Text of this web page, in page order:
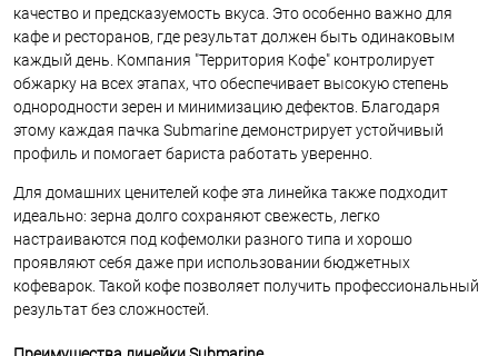
качество и предсказуемость вкуса. Это особенно важно для
кафе и ресторанов, где результат должен быть одинаковым
каждый день. Компания "Территория Кофе" контролирует
обжарку на всех этапах, что обеспечивает высокую степень
однородности зерен и минимизацию дефектов. Благодаря
этому каждая пачка Submarine демонстрирует устойчивый
профиль и помогает бариста работать уверенно.
Для домашних ценителей кофе эта линейка также подходит
идеально: зерна долго сохраняют свежесть, легко
настраиваются под кофемолки разного типа и хорошо
проявляют себя даже при использовании бюджетных
кофеварок. Такой кофе позволяет получить профессиональный
результат без сложностей.